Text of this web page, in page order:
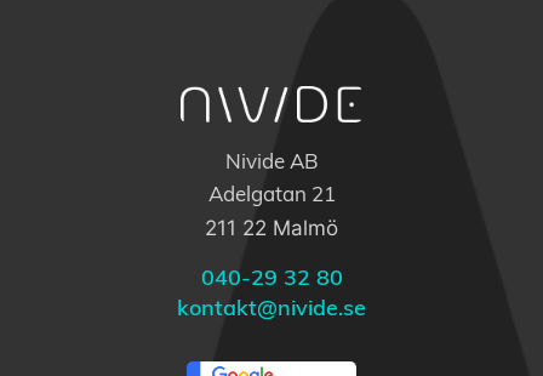
Nivide AB
Adelgatan 21
211 22 Malmö
040-29 32 80
kontakt@nivide.se